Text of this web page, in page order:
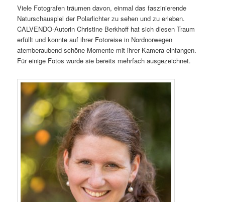
Viele Fotografen träumen davon, einmal das faszinierende
Naturschauspiel der Polarlichter zu sehen und zu erleben.
CALVENDO-Autorin Christine Berkhoff hat sich diesen Traum
erfüllt und konnte auf ihrer Fotoreise in Nordnorwegen
atemberaubend schöne Momente mit ihrer Kamera einfangen.
Für einige Fotos wurde sie bereits mehrfach ausgezeichnet.